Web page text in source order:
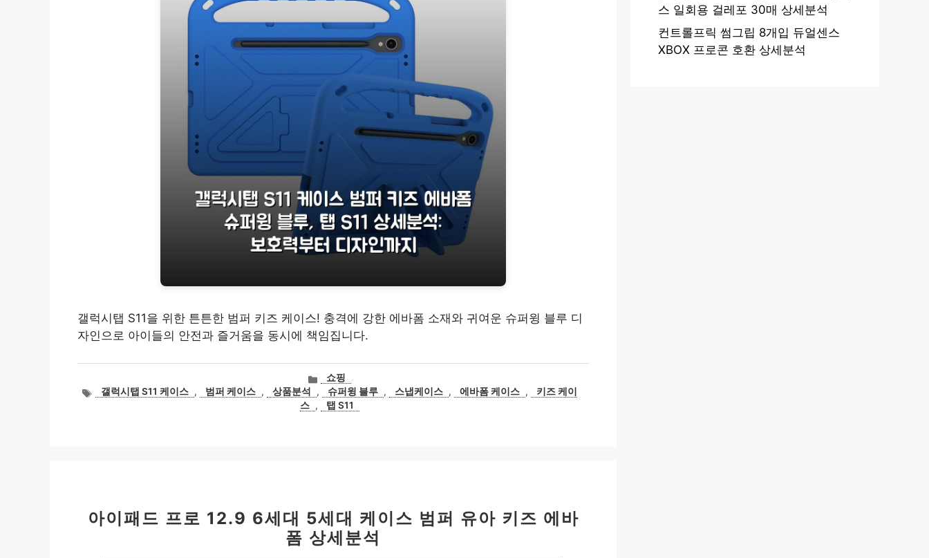
갤럭시탭 S11을 위한 튼튼한 범퍼 키즈 케이스! 충격에 강한 에바폼 소재와 귀여운 슈퍼윙 블루 디
자인으로 아이들의 안전과 즐거움을 동시에 책임집니다.
카
테
고
쇼핑
태갤럭시탭 S11 케이스 , 범퍼 케이스 , 상품분석 , 슈퍼윙 블루 , 스냅케이스 , 에바폼 케이스 ,
키즈 케이
스 , 탭 S11
아이패드 프로 12.9 6세대 5세대 케이스 범퍼 유아 키즈 에바
폼 상세분석
스 일회용 걸레포 30매 상세분석
컨트롤프릭 썸그립 8개입 듀얼센스
XBOX 프로콘 호환 상세분석